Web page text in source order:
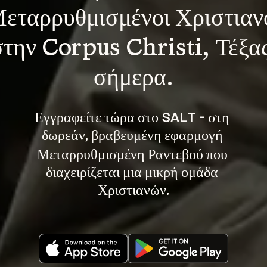
Corpus Christi,
σήμερα.
Εγγραφείτε τώρα στο SALT - στη
δωρεάν, βραβευμένη εφαρμογή
Μεταρρυθμισμένη Ραντεβού που
διαχειρίζεται μια μικρή ομάδα
Χριστιανών.